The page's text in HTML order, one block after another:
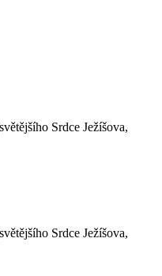
Srdce Ježíšova,
Srdce Ježíšova,